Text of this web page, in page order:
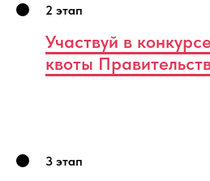
2 этап
Участвуй в
квоты
3 этап